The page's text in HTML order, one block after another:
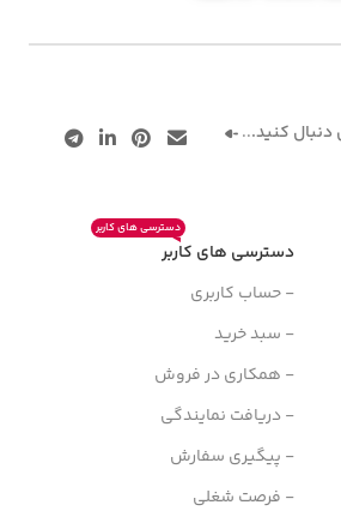
دنبال کنید...
دسترسی های کاربر
دسترسی های کاربر
- حساب کاربری
- سبد خرید
- همکاری در فروش
- دریافت نمایندگی
- پیگیری سفارش
- فرصت شغلی